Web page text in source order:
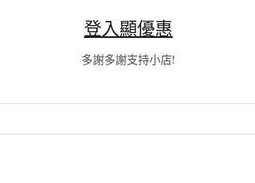
登入顯優惠
多謝多謝支持小店!